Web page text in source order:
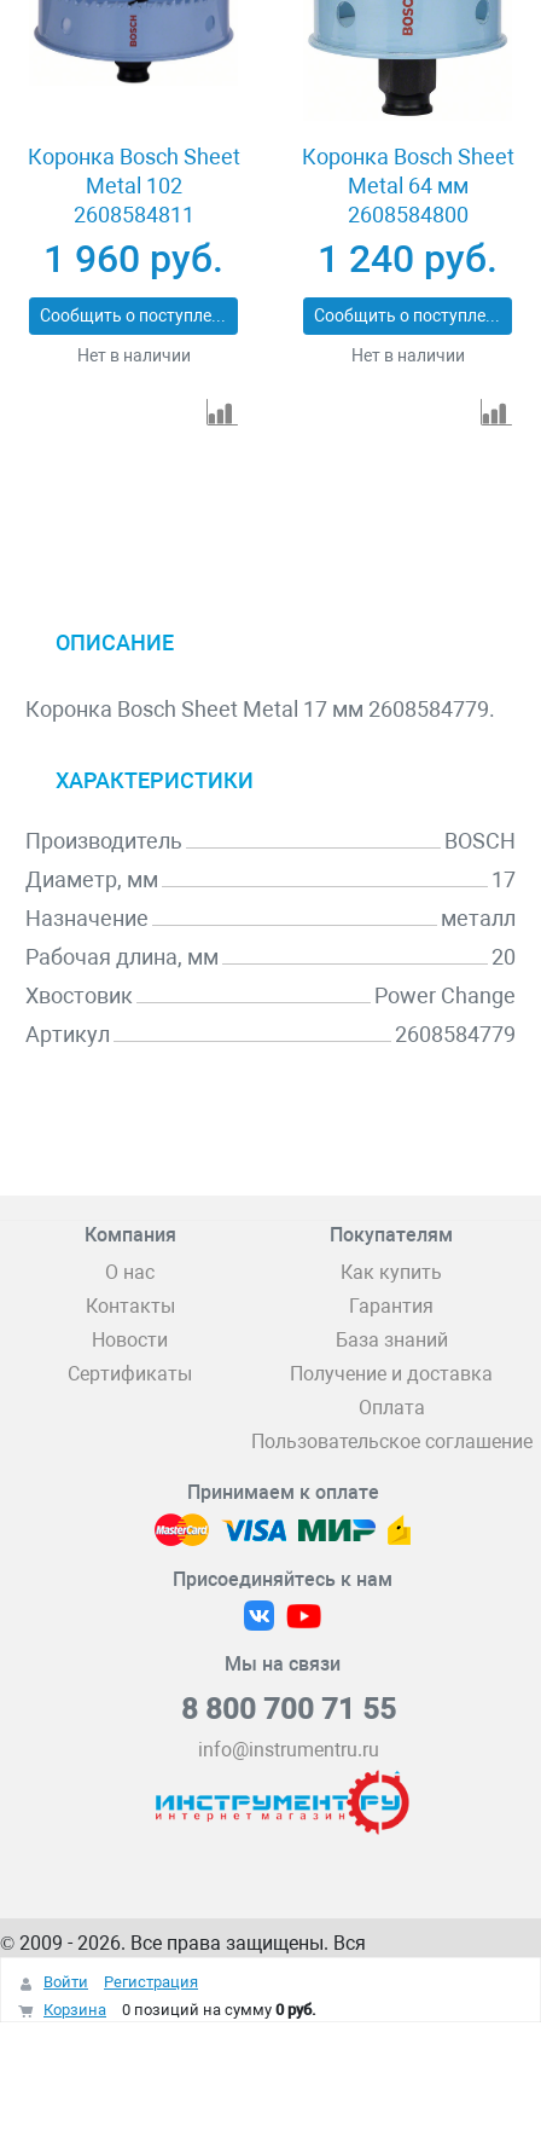
Коронка Bosch Sheet
Metal 102
2608584811
1 960 руб.
Сообщить о поступлении
Нет в наличии
Коронка Bosch Sheet
Metal 64 мм
2608584800
1 240 руб.
Сообщить о поступлении
Нет в наличии
ОПИСАНИЕ
Коронка Bosch Sheet Metal 17 мм 2608584779.
ХАРАКТЕРИСТИКИ
Производитель
BOSCH
Диаметр, мм
17
Назначение
металл
Рабочая длина, мм
20
Хвостовик
Power Change
Артикул
2608584779
Компания
О нас
Контакты
Новости
Сертификаты
Покупателям
Как купить
Гарантия
База знаний
Получение и доставка
Оплата
Пользовательское соглашение
Принимаем к оплате
Присоединяйтесь к нам
Мы на связи
8 800 700 71 55
info@instrumentru.ru
© 2009 - 2026. Все права защищены. Вся
информация на сайте – собственность
интернет-магазина
Войти
Регистрация
Корзина
0 позиций на сумму 0 руб.